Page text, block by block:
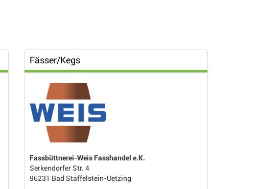
Fässer/Kegs
Fassbüttnerei-Weis Fasshandel e.K.
Serkendorfer Str. 4
96231 Bad Staffelstein-Uetzing